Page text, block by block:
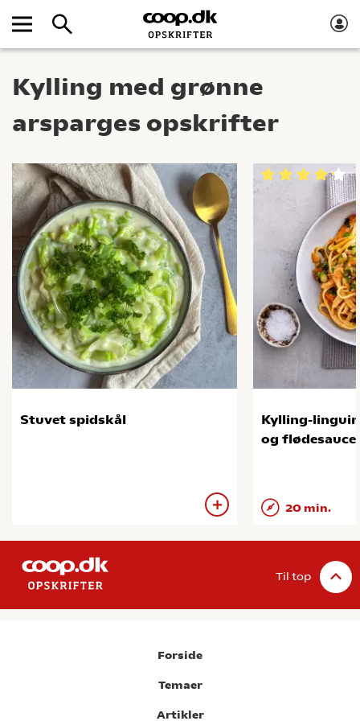
Kylling med grønne
arsparges opskrifter
Stuvet spidskål
Kylling-
og flødesauce
20 min.
Til top
Forside
Temaer
Artikler